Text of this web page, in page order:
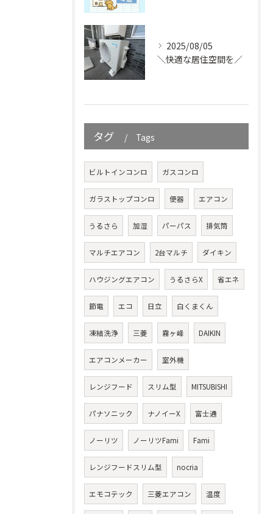
2025/08/05
＼快適な居住空間を／
タグ Tags
ビルトインコンロ ガスコンロ
ガラストップコンロ 便器 エアコン
うるさら 加湿 パーパス 排気筒
マルチエアコン 2台マルチ ダイキン
ハウジングエアコン うるさらX 省エネ
節電 エコ 日立 白くまくん
凍結洗浄 三菱 霧ヶ峰 DAIKIN
エアコンメーカー 室外機
レンジフード スリム型 MITSUBISHI
パナソニック ナノイーX 富士通
ノーリツ ノーリツFami Fami
レンジフードスリム型 nocria
エモコテック 三菱エアコン 温度